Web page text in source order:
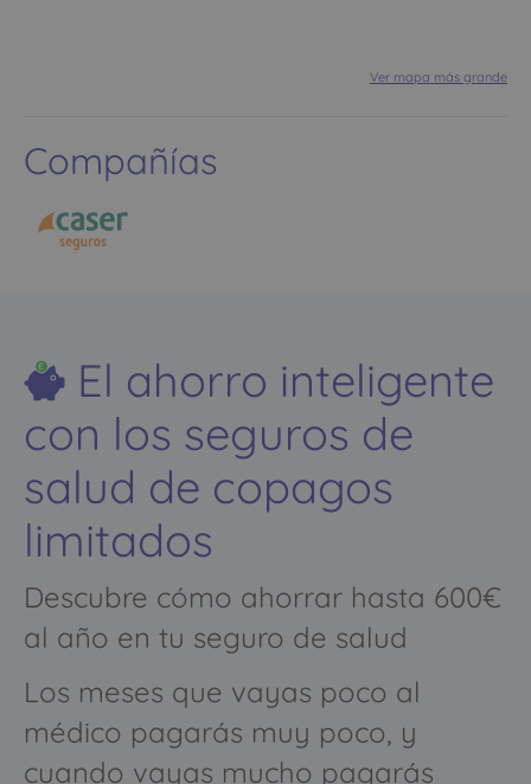
Ver mapa más grande
Compañías
El ahorro inteligente
con los seguros de
salud de copagos
limitados
Descubre cómo ahorrar hasta 600€
al año en tu seguro de salud
Los meses que vayas poco al
médico pagarás muy poco, y
cuando vayas mucho pagarás